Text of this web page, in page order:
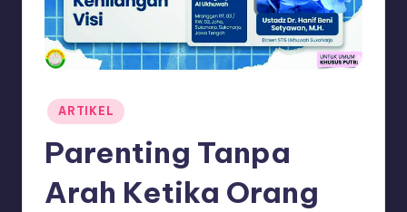
Posted
in
ARTIKEL
Parenting Tanpa
Arah Ketika Orang